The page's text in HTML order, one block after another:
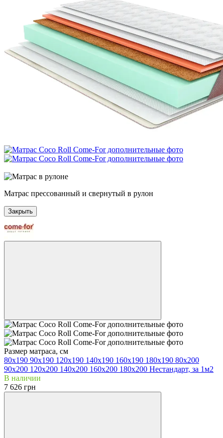
Матрас прессованный и свернутый в рулон
Закрыть
Размер матраса, см
80х190 90х190 120х190 140х190 160х190 180х190 80х200
90х200 120х200 140х200 160х200 180х200 Нестандарт, за 1м2
В наличии
7 626 грн